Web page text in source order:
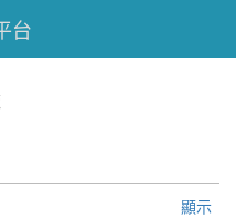
台
顯示